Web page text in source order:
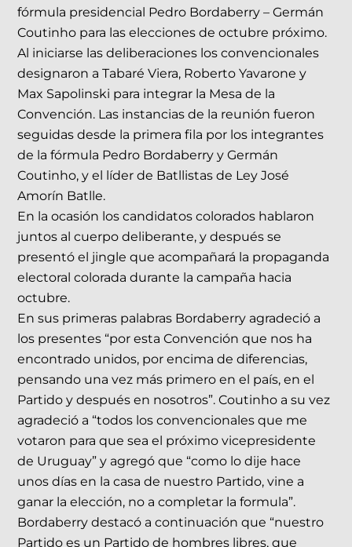
fórmula presidencial Pedro Bordaberry – Germán
Coutinho para las elecciones de octubre próximo.
Al iniciarse las deliberaciones los convencionales
designaron a Tabaré Viera, Roberto Yavarone y
Max Sapolinski para integrar la Mesa de la
Convención. Las instancias de la reunión fueron
seguidas desde la primera fila por los integrantes
de la fórmula Pedro Bordaberry y Germán
Coutinho, y el líder de Batllistas de Ley José
Amorín Batlle.
En la ocasión los candidatos colorados hablaron
juntos al cuerpo deliberante, y después se
presentó el jingle que acompañará la propaganda
electoral colorada durante la campaña hacia
octubre.
En sus primeras palabras Bordaberry agradeció a
los presentes “por esta Convención que nos ha
encontrado unidos, por encima de diferencias,
pensando una vez más primero en el país, en el
Partido y después en nosotros”. Coutinho a su vez
agradeció a “todos los convencionales que me
votaron para que sea el próximo vicepresidente
de Uruguay” y agregó que “como lo dije hace
unos días en la casa de nuestro Partido, vine a
ganar la elección, no a completar la formula”.
Bordaberry destacó a continuación que “nuestro
Partido es un Partido de hombres libres, que